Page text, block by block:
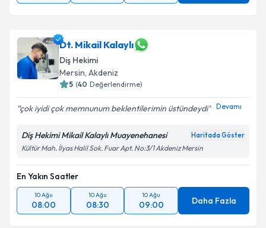
Dt. Mikail Kalaylı
Diş Hekimi
Mersin, Akdeniz
5 (40 Değerlendirme)
çok iyidi çok memnunum beklentilerimin üstündeydi Devamı
Diş Hekimi Mikail Kalaylı Muayenehanesi Haritada Göster
Kültür Mah. İlyas Halil Sok. Fuar Apt. No:3/1 Akdeniz Mersin
En Yakın Saatler
10 Ağu
08:00
10 Ağu
08:30
10 Ağu
09:00 Daha Fazla